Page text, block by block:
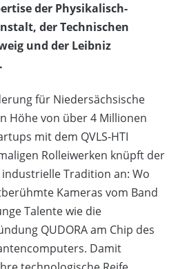
der Physikalisch-
der Technischen
und der Leibniz
für Niedersächsische
Höhe von über 4 Millionen
mit dem QVLS-HTI
Rolleiwerken knüpft der
industrielle Tradition an: Wo
Kameras vom Band
Talente wie die
QUDORA am Chip des
Damit